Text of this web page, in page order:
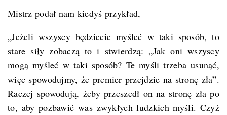
Mistrz podał nam kiedyś przykład,
„Jeżeli wszyscy będziecie myśleć w taki sposób, to
stare siły zobaczą to i stwierdzą: „Jak oni wszyscy
mogą myśleć w taki sposób? Te myśli trzeba usunąć,
więc spowodujmy, że premier przejdzie na stronę zła”.
Raczej spowodują, żeby przeszedł on na stronę zła po
to, aby pozbawić was zwykłych ludzkich myśli. Czyż